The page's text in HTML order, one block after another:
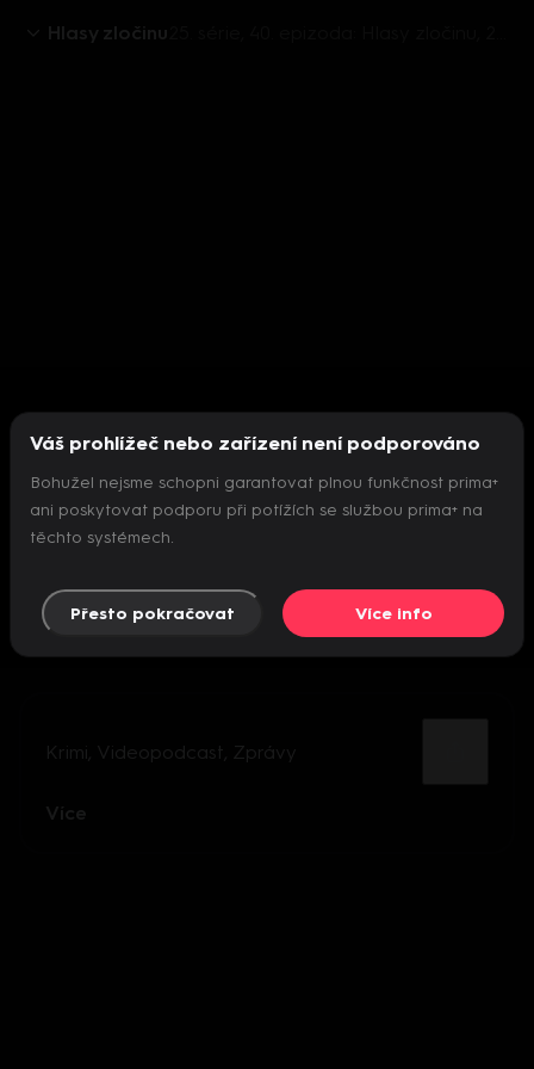
Hlasy zločinu
Nepodařilo se inicializovat přehrávač
Krimi Videopodcast Zprávy
Více
Váš prohlížeč nebo zařízení není podporováno
Bohužel nejsme schopni garantovat plnou funkčnost prima+
ani poskytovat podporu při potížích se službou prima+ na
těchto systémech.
Přesto pokračovat Více info